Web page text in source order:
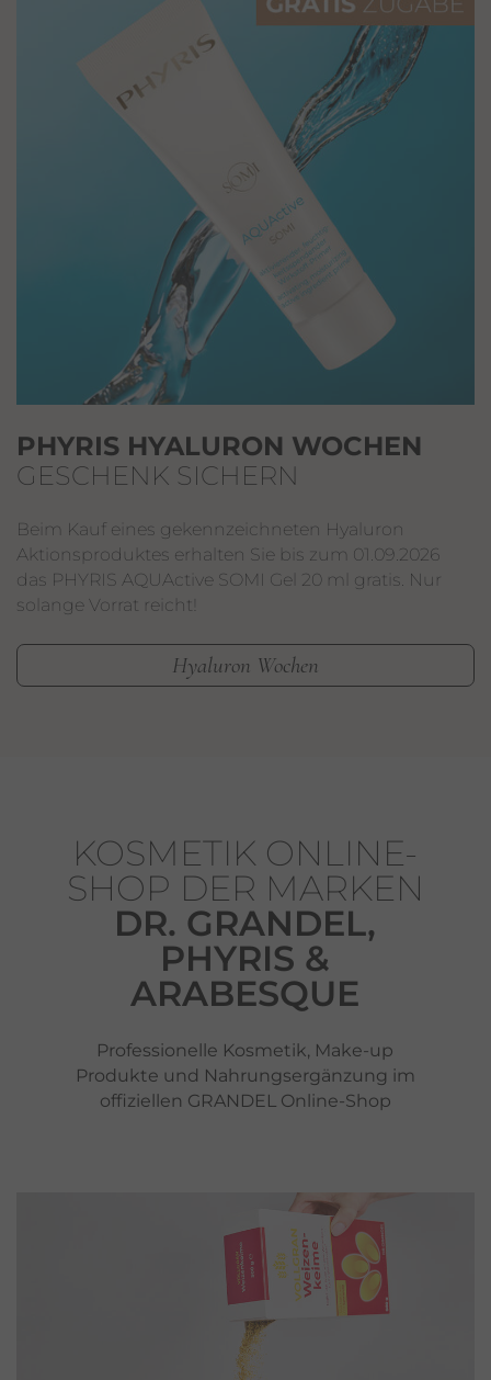
PHYRIS HYALURON WOCHEN
GESCHENK SICHERN
Beim Kauf eines gekennzeichneten Hyaluron
Aktionsproduktes erhalten Sie bis zum 01.09.2026
das PHYRIS AQUActive SOMI Gel 20 ml gratis. Nur
solange Vorrat reicht!
Hyaluron Wochen
KOSMETIK ONLINE-
SHOP DER MARKEN
DR. GRANDEL,
PHYRIS &
ARABESQUE
Professionelle Kosmetik, Make-up
Produkte und Nahrungsergänzung im
offiziellen GRANDEL Online-Shop